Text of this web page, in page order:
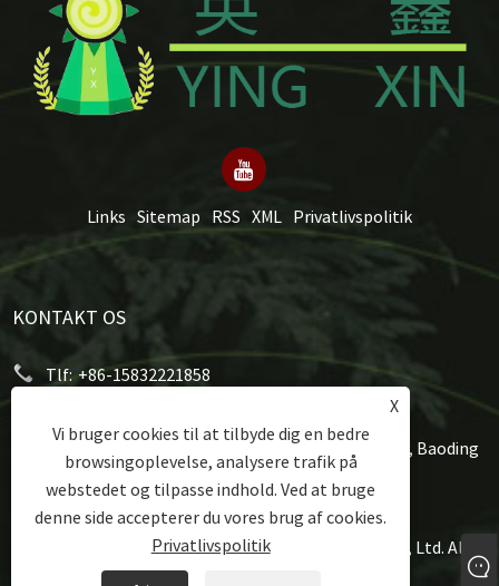
Links Sitemap RSS XML Privatlivspolitik
KONTAKT OS
Tlf: +86-15832221858
Adresse:
Taoyuan West Street, Shunping County, Baoding
City, Hebei-provinsen, Kina
Copyright © 2024 Hongxu Machinery Equipment Co., Ltd. Alle
rettigheder forbeholdes.
X
Vi bruger cookies til at tilbyde dig en bedre
browsingoplevelse, analysere trafik på
webstedet og tilpasse indhold. Ved at bruge
denne side accepterer du vores brug af cookies.
Privatlivspolitik